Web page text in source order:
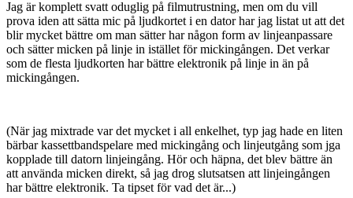
Jag är komplett svatt oduglig på filmutrustning, men om du vill
prova iden att sätta mic på ljudkortet i en dator har jag listat ut att det
blir mycket bättre om man sätter har någon form av linjeanpassare
och sätter micken på linje in istället för mickingången. Det verkar
som de flesta ljudkorten har bättre elektronik på linje in än på
mickingången.
(När jag mixtrade var det mycket i all enkelhet, typ jag hade en liten
bärbar kassettbandspelare med mickingång och linjeutgång som jga
kopplade till datorn linjeingång. Hör och häpna, det blev bättre än
att använda micken direkt, så jag drog slutsatsen att linjeingången
har bättre elektronik. Ta tipset för vad det är...)